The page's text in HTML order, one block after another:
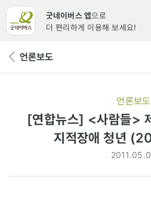
굿네이버스 앱으로
더 편리하게 이용해 보세요!
뒤 언론보도
언론보도
[연합뉴스] <사람들>
지적장애 청년